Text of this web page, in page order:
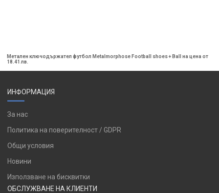
Метален ключодържател футбол Metalmorphose Football shoes + Ball на цена от
18.41 лв.
ИНФОРМАЦИЯ
За нас
Политика на поверителност / GDPR
Общи условия
Новини
Използване на бисквитки
ОБСЛУЖВАНЕ НА КЛИЕНТИ